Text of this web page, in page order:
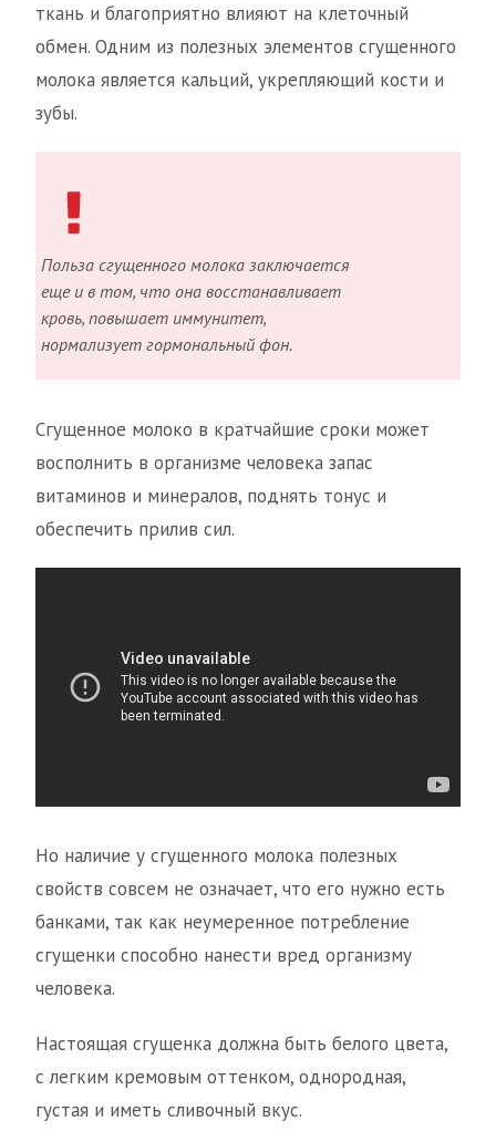
ткань и благоприятно влияют на клеточный
обмен. Одним из полезных элементов сгущенного
молока является кальций, укрепляющий кости и
зубы.
Польза сгущенного молока заключается
еще и в том, что она восстанавливает
кровь, повышает иммунитет,
нормализует гормональный фон.
Сгущенное молоко в кратчайшие сроки может
восполнить в организме человека запас
витаминов и минералов, поднять тонус и
обеспечить прилив сил.
Но наличие у сгущенного молока полезных
свойств совсем не означает, что его нужно есть
банками, так как неумеренное потребление
сгущенки способно нанести вред организму
человека.
Настоящая сгущенка должна быть белого цвета,
с легким кремовым оттенком, однородная,
густая и иметь сливочный вкус.